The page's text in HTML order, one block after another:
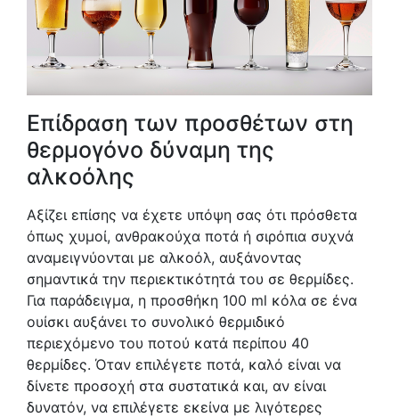
Επίδραση των προσθέτων στη
θερμογόνο δύναμη της
αλκοόλης
Αξίζει επίσης να έχετε υπόψη σας ότι πρόσθετα
όπως χυμοί, ανθρακούχα ποτά ή σιρόπια συχνά
αναμειγνύονται με αλκοόλ, αυξάνοντας
σημαντικά την περιεκτικότητά του σε θερμίδες.
Για παράδειγμα, η προσθήκη 100 ml κόλα σε ένα
ουίσκι αυξάνει το συνολικό θερμιδικό
περιεχόμενο του ποτού κατά περίπου 40
θερμίδες. Όταν επιλέγετε ποτά, καλό είναι να
δίνετε προσοχή στα συστατικά και, αν είναι
δυνατόν, να επιλέγετε εκείνα με λιγότερες